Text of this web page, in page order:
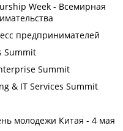
Week - Всемирная
предпринимателей
Summit
Summit
& IT Services Summit
молодежи Китая - 4 мая